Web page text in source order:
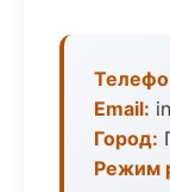
Email:
Город:
Режим